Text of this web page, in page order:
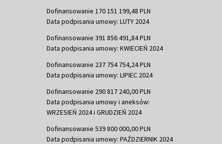
Dofinansowanie 170 151 199,48 PLN
Data podpisania umowy: LUTY 2024
Dofinansowanie 391 856 491,84 PLN
Data podpisania umowy: KWIECIEŃ 2024
Dofinansowanie 237 754 754,24 PLN
Data podpisania umowy: LIPIEC 2024
Dofinansowanie 290 817 240,00 PLN
Data podpisania umowy i aneksów:
WRZESIEŃ 2024 i GRUDZIEŃ 2024
Dofinansowanie 539 800 000,00 PLN
Data podpisania umowy: PAŹDZIERNIK 2024